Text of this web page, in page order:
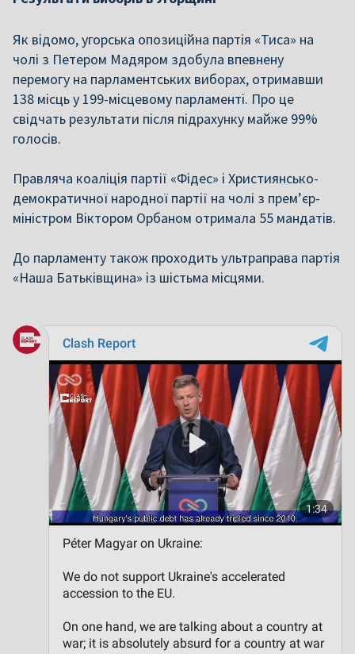
Як відомо, угорська опозиційна партія «Тиса» на
чолі з Петером Мадяром здобула впевнену
перемогу на парламентських виборах, отримавши
138 місць у 199-місцевому парламенті. Про це
свідчать результати після підрахунку майже 99%
голосів.
Правляча коаліція партії «Фідес» і Християнсько-
демократичної народної партії на чолі з прем’єр-
міністром Віктором Орбаном отримала 55 мандатів.
До парламенту також проходить ультраправа партія
«Наша Батьківщина» із шістьма місцями.